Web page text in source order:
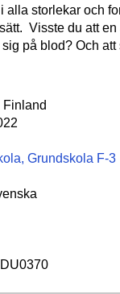
alla storlekar och
Visste du att en
på blod? Och att
Finland
Grundskola F-3